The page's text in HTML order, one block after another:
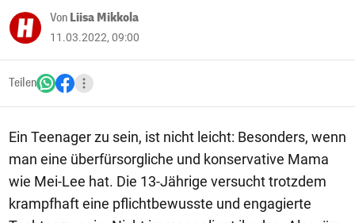
Von Liisa Mikkola
11.03.2022, 09:00
Teilen
Ein Teenager zu sein, ist nicht leicht: Besonders, wenn
man eine überfürsorgliche und konservative Mama
wie Mei-Lee hat. Die 13-Jährige versucht trotzdem
krampfhaft eine pflichtbewusste und engagierte